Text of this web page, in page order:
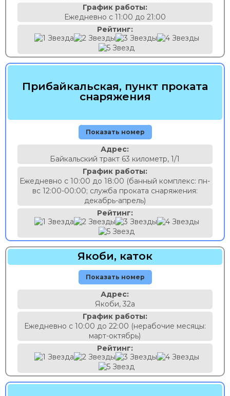
График работы:
Ежедневно с 11:00 до 21:00
Рейтинг:
Прибайкальская, пункт проката
снаряжения
Показать номер
Адрес:
Байкальский тракт 63 километр, 1/1
График работы:
Ежедневно с 10:00 до 18:00 (банный комплекс: пн-
вс 12:00-00:00; служба проката снаряжения:
декабрь-апрель)
Рейтинг:
Якоби, каток
Показать номер
Адрес:
Якоби, 32а
График работы:
Ежедневно с 10:00 до 22:00 (нерабочие месяцы:
март-октябрь)
Рейтинг: